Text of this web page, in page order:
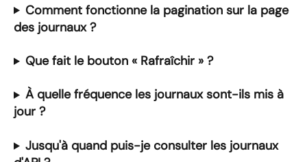
Comment fonctionne la pagination sur la page
des journaux ?
Que fait le bouton « Rafraîchir » ?
À quelle fréquence les journaux sont-ils mis à
jour ?
Jusqu'à quand puis-je consulter les journaux